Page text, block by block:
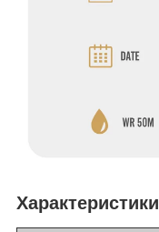
Характеристики